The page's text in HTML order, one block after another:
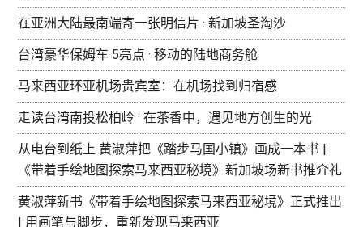
在亚洲大陆最南端寄一张明信片 · 新加坡圣淘沙
台湾豪华保姆车 5亮点 · 移动的陆地商务舱
马来西亚环亚机场贵宾室：在机场找到归宿感
走读台湾南投松柏岭 · 在茶香中，遇见地方创生的光
从电台到纸上 黄淑萍把《踏步马国小镇》画成一本书 |
《带着手绘地图探索马来西亚秘境》新加坡场新书推介礼
黄淑萍新书《带着手绘地图探索马来西亚秘境》正式推出
| 用画笔与脚步，重新发现马来西亚